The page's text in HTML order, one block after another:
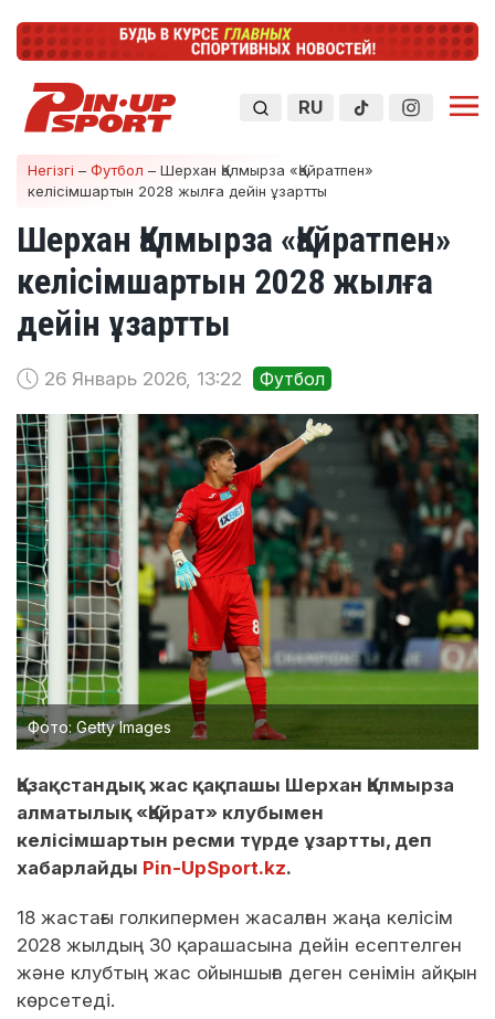
RU
Негізгі – Футбол – Шерхан Қалмырза «Қайратпен»
келісімшартын 2028 жылға дейін ұзартты
Шерхан Қалмырза «Қайратпен»
келісімшартын 2028 жылға
дейін ұзартты
26 Январь 2026, 13:22 Футбол
Фото: Getty Images
Қазақстандық жас қақпашы Шерхан Қалмырза
алматылық «Қайрат» клубымен
келісімшартын ресми түрде ұзартты, деп
хабарлайды Pin-UpSport.kz.
18 жастағы голкипермен жасалған жаңа келісім
2028 жылдың 30 қарашасына дейін есептелген
және клубтың жас ойыншыға деген сенімін айқын
көрсетеді.